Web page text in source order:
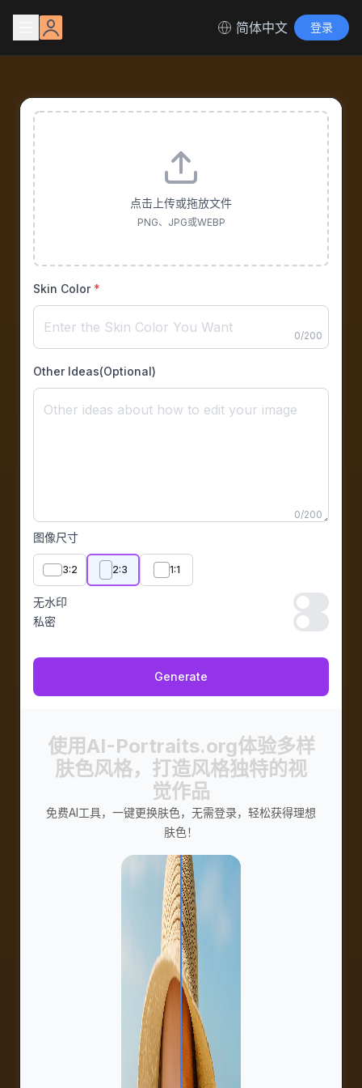
简体中文 登录
点击上传或拖放文件
PNG、JPG或WEBP
Skin Color *
0/200
Other Ideas(Optional)
0/200
图像尺寸
3:2 2:3 1:1
无水印
无水印
私密
私密
Generate
使用AI-Portraits.org体验多样
肤色风格，打造风格独特的视
觉作品
免费AI工具，一键更换肤色，无需登录，轻松获得理想
肤色！